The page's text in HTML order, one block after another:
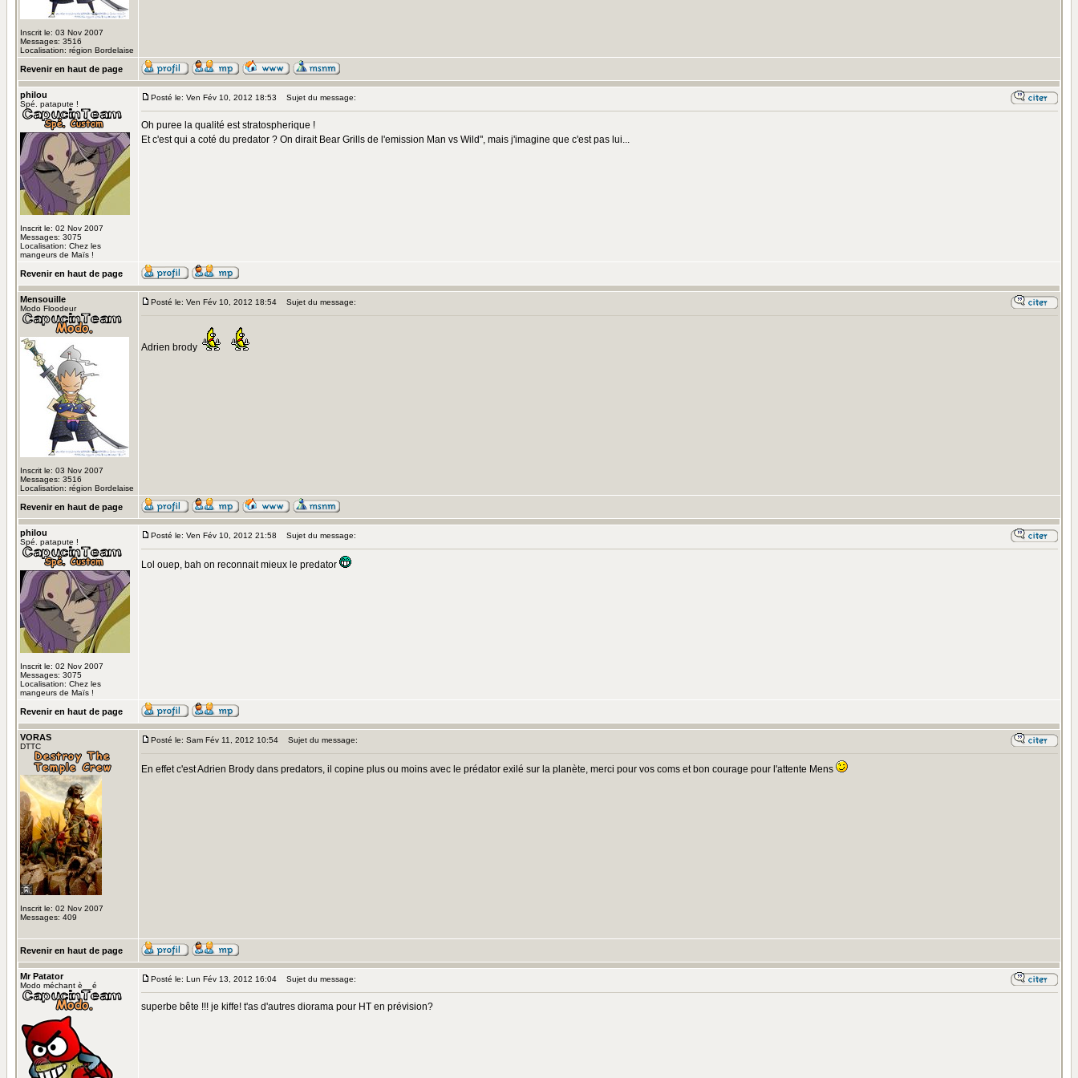
Inscrit le: 03 Nov 2007
Messages: 3516
Localisation: région Bordelaise
Revenir en haut de page
philou
Spé. patapute !
Inscrit le: 02 Nov 2007
Messages: 3075
Localisation: Chez les
mangeurs de Maïs !
Posté le: Ven Fév 10, 2012 18:53 Sujet du message:
Oh puree la qualité est stratospherique !
Et c'est qui a coté du predator ? On dirait Bear Grills de l'emission Man vs Wild", mais j'imagine que c'est pas lui...
Revenir en haut de page
Mensouille
Modo Floodeur
Inscrit le: 03 Nov 2007
Messages: 3516
Localisation: région Bordelaise
Posté le: Ven Fév 10, 2012 18:54 Sujet du message:
Adrien brody
Revenir en haut de page
philou
Spé. patapute !
Inscrit le: 02 Nov 2007
Messages: 3075
Localisation: Chez les
mangeurs de Maïs !
Posté le: Ven Fév 10, 2012 21:58 Sujet du message:
Lol ouep, bah on reconnait mieux le predator
Revenir en haut de page
VORAS
DTTC
Inscrit le: 02 Nov 2007
Messages: 409
Posté le: Sam Fév 11, 2012 10:54 Sujet du message:
En effet c'est Adrien Brody dans predators, il copine plus ou moins avec le prédator exilé sur la planète, merci pour vos coms et bon courage pour l'attente Mens
Revenir en haut de page
Mr Patator
Modo méchant è__é
Posté le: Lun Fév 13, 2012 16:04 Sujet du message:
superbe bête !!! je kiffe! t'as d'autres diorama pour HT en prévision?